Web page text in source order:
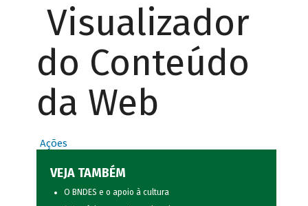
Visualizador
do Conteúdo
da Web
Ações
VEJA TAMBÉM
O BNDES e o apoio à cultura